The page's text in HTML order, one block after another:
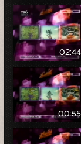
02:44
00:55